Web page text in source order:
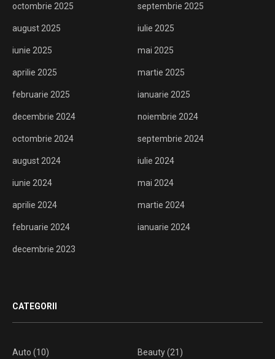
octombrie 2025 septembrie 2025
august 2025 iulie 2025
iunie 2025 mai 2025
aprilie 2025 martie 2025
februarie 2025 ianuarie 2025
decembrie 2024 noiembrie 2024
octombrie 2024 septembrie 2024
august 2024 iulie 2024
iunie 2024 mai 2024
aprilie 2024 martie 2024
februarie 2024 ianuarie 2024
decembrie 2023
CATEGORII
Auto (10) Beauty(21)